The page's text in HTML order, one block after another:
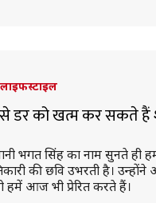
लाइफस्टाइल
डर को खत्म कर सकते हैं
भगत सिंह का नाम सुनते ही
की छवि उभरती है।
हमें आज भी प्रेरित करते हैं।